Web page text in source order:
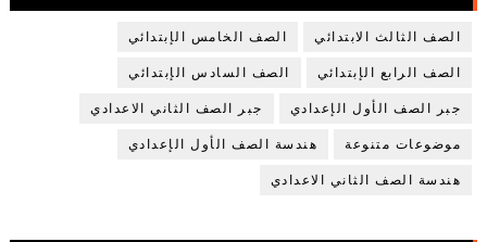
الصف الثالث الابتدائي الصف الخامس الإبتدائي
الصف الرابع الإبتدائي الصف السادس الإبتدائي
جبر الصف الأول الإعدادي جبر الصف الثاني الاعدادي
موضوعات متنوعة هندسة الصف الأول الإعدادي
هندسة الصف الثاني الاعدادي